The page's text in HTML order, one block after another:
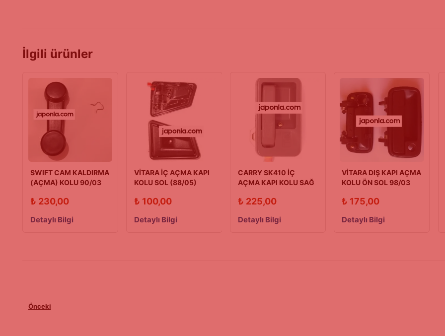
İlgili ürünler
SWIFT CAM KALDIRMA
(AÇMA) KOLU 90/03
₺ 230,00
Detaylı Bilgi
VİTARA İÇ AÇMA KAPI
KOLU SOL (88/05)
₺ 100,00
Detaylı Bilgi
CARRY SK410 İÇ
AÇMA KAPI KOLU SAĞ
₺ 225,00
Detaylı Bilgi
VİTARA DIŞ KAPI AÇMA
KOLU ÖN SOL 98/03
₺ 175,00
Detaylı Bilgi
Önceki